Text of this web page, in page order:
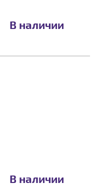
В наличии
В наличии